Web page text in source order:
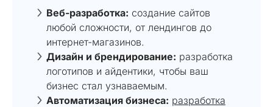
Веб-разработка: создание сайтов
любой сложности, от лендингов до
интернет-магазинов.
Дизайн и брендирование: разработка
логотипов и айдентики, чтобы ваш
бизнес стал узнаваемым.
Автоматизация бизнеса: разработка